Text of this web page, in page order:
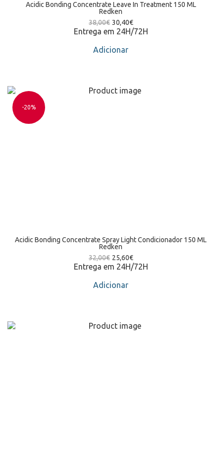
Acidic Bonding Concentrate Leave In Treatment 150 ML
Redken
38,00€ 30,40€
Entrega em 24H/72H
Adicionar
-20%
Acidic Bonding Concentrate Spray Light Condicionador 150 ML
Redken
32,00€ 25,60€
Entrega em 24H/72H
Adicionar